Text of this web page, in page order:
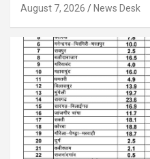
August 7, 2026 News Desk